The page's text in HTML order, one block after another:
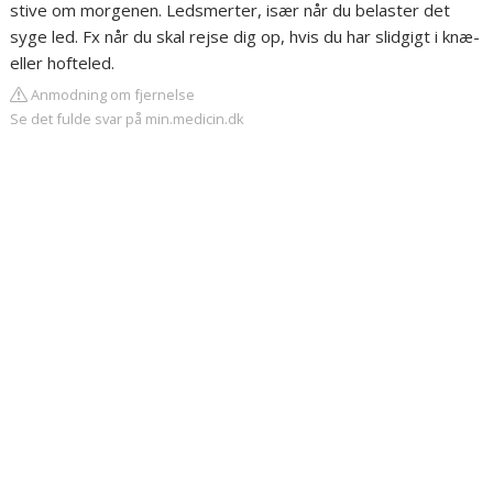
stive om morgenen. Ledsmerter, især når du belaster det
syge led. Fx når du skal rejse dig op, hvis du har slidgigt i knæ-
eller hofteled.
Anmodning om fjernelse
Se det fulde svar på min.medicin.dk